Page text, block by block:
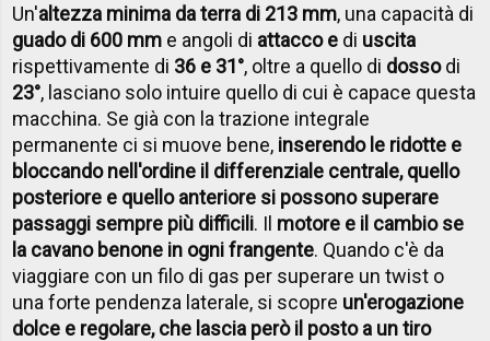
Un'altezza minima da terra di 213 mm, una capacità di
guado di 600 mm e angoli di attacco e di uscita
rispettivamente di 36 e 31°, oltre a quello di dossodi
23°, lasciano solo intuire quello di cui è capace questa
macchina. Se già con la trazione integrale
permanente ci si muove bene, inserendo le ridotte e
bloccando nell'ordine il differenziale centrale, quello
posteriore e quello anteriore si possono superare
passaggi sempre più difficili. Il motore e il cambio se
la cavano benone in ogni frangente. Quando c'è da
viaggiare con un filo di gas per superare un twist o
una forte pendenza laterale, si scopre un'erogazione
dolce e regolare, che lascia però il posto a un tiro